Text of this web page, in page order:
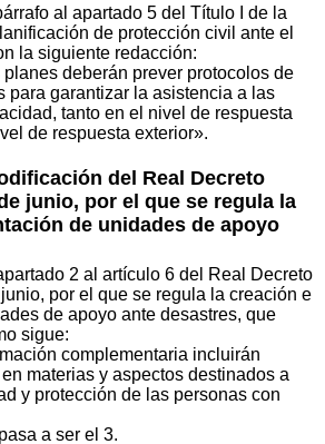
al apartado 5 del Título I de la
de protección civil ante el
la siguiente redacción:
deberán prever protocolos de
para garantizar la asistencia a las
tanto en el nivel de respuesta
de respuesta exterior».
del Real Decreto
junio, por el que se regula la
de unidades de apoyo
2 al artículo 6 del Real Decreto
por el que se regula la creación e
de apoyo ante desastres, que
sigue:
complementaria incluirán
materias y aspectos destinados a
y protección de las personas con
a ser el 3.